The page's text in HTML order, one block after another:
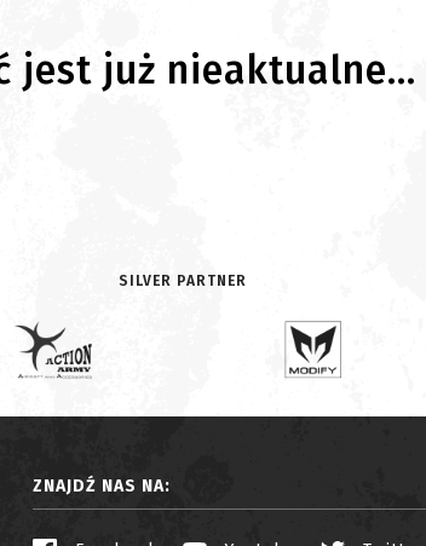
jest już nieaktualne...
SILVER PARTNER
ZNAJDŹ NAS NA: